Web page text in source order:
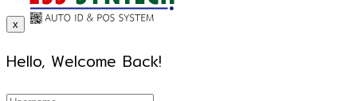
x
Hello, Welcome Back!